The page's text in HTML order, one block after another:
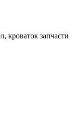
кроваток запчасти